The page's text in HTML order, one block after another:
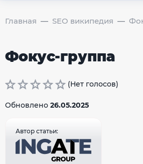
Главная SEO википедия
Фокус-группа
(Нет голосов)
Обновлено 26.05.2025
Автор статьи: